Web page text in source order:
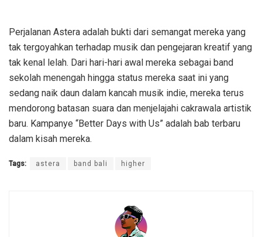
Perjalanan Astera adalah bukti dari semangat mereka yang
tak tergoyahkan terhadap musik dan pengejaran kreatif yang
tak kenal lelah. Dari hari-hari awal mereka sebagai band
sekolah menengah hingga status mereka saat ini yang
sedang naik daun dalam kancah musik indie, mereka terus
mendorong batasan suara dan menjelajahi cakrawala artistik
baru. Kampanye “Better Days with Us” adalah bab terbaru
dalam kisah mereka.
Tags: astera band bali higher